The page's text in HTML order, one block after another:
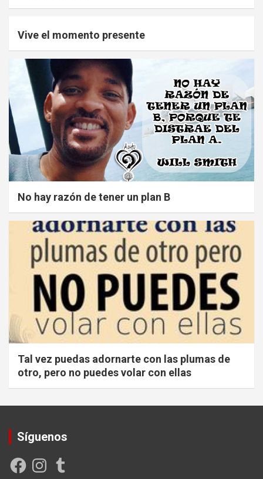
Vive el momento presente
No hay razón de tener un plan B
Tal vez puedas adornarte con las plumas de
otro, pero no puedes volar con ellas
Síguenos
FacebookInstagramTumblr